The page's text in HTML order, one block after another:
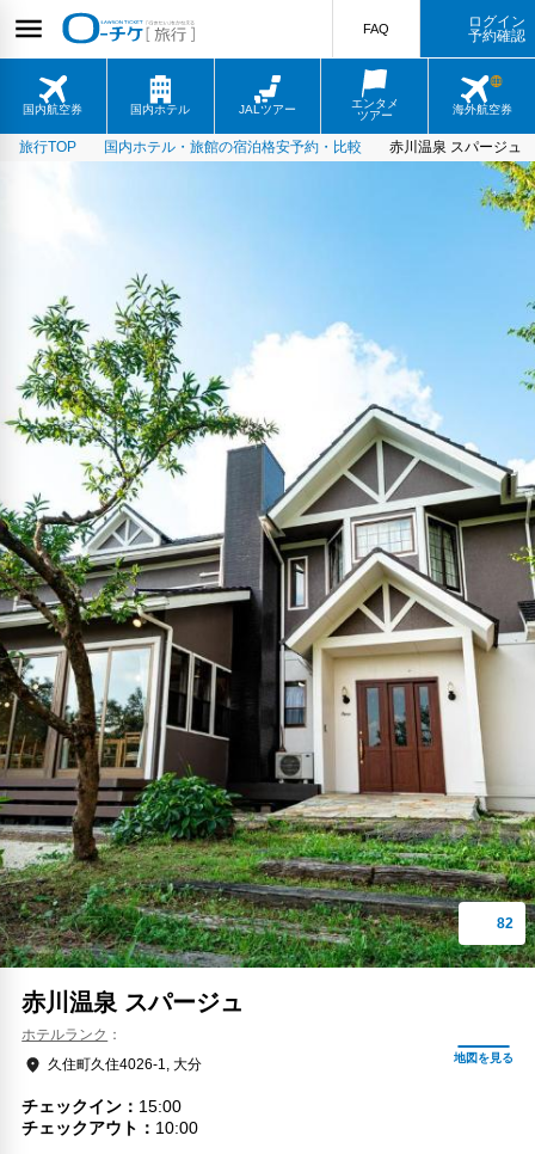
国内航空券 国内ホテル JALツアー
エンタメ
ツアー
海外航空券
FAQ
ログイン
予約確認
旅行TOP 国内ホテル・旅館の宿泊格安予約・比較 赤川温泉 スパージュ
赤川温泉 スパージュ
ホテルランク
久住町久住4026-1, 大分
チェックイン
15:00
チェックアウト
10:00